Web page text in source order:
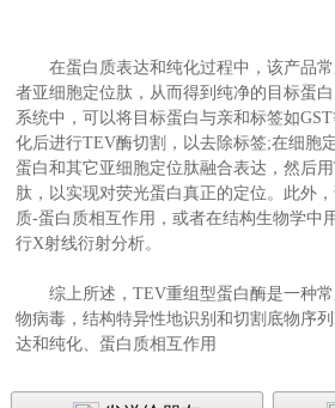
在蛋白质表达和纯化过程中，该产品常
者亚细胞定位肽，从而得到纯净的目标蛋
系统中，可以将目标蛋白与亲和标签如
化后进行TEV酶切割，以去除标签;在细胞
蛋白和其它亚细胞定位肽融合表达，然后
肽，以实现对荧光蛋白真正的定位。此外
质-蛋白质相互作用，或者在结构生物学中
行X射线衍射分析。
综上所述，TEV重组型蛋白酶是一种常
物病毒，结构特异性地识别和切割底物序
达和纯化、蛋白质相互作用